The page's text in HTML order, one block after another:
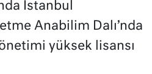
İstanbul
Anabilim Dalı’nda
yüksek lisansı